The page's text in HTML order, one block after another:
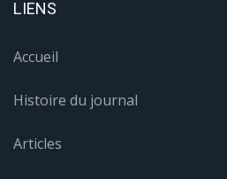
LIENS
Accueil
Histoire du journal
Articles